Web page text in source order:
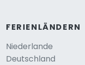
FERIENLÄNDERN
Niederlande
Deutschland